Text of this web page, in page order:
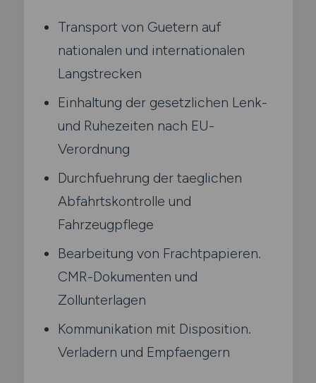
Transport von Guetern auf
nationalen und internationalen
Langstrecken
Einhaltung der gesetzlichen Lenk-
und Ruhezeiten nach EU-
Verordnung
Durchfuehrung der taeglichen
Abfahrtskontrolle und
Fahrzeugpflege
Bearbeitung von Frachtpapieren.
CMR-Dokumenten und
Zollunterlagen
Kommunikation mit Disposition.
Verladern und Empfaengern